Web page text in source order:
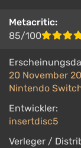
Metacritic:
85/100
20 November
Nintendo
Entwickler:
insertdisc5
Verleger /